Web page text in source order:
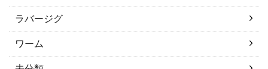
ラバージグ
ワーム